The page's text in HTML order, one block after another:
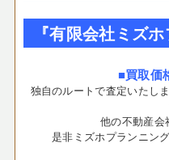
『有限会社ミズ
■買取価
独自のルートで査定いたし
他の不動産会
是非ミズホプランニン